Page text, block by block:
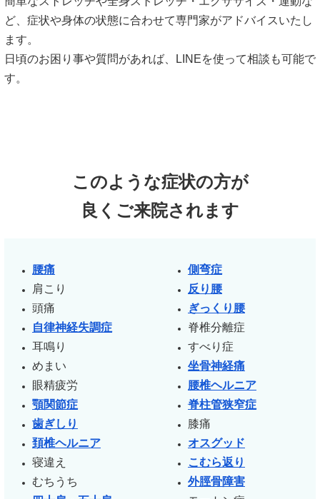
ど、症状や身体の状態に合わせて専門家がアドバイスいたし
ます。
日頃のお困り事や質問があれば、LINEを使って相談も可能で
す。
このような症状の方が
良くご来院されます
腰痛
肩こり
頭痛
自律神経失調症
耳鳴り
めまい
眼精疲労
顎関節症
歯ぎしり
頚椎ヘルニア
寝違え
むちうち
側弯症
反り腰
ぎっくり腰
脊椎分離症
すべり症
坐骨神経痛
腰椎ヘルニア
脊柱管狭窄症
膝痛
オスグッド
こむら返り
外脛骨障害